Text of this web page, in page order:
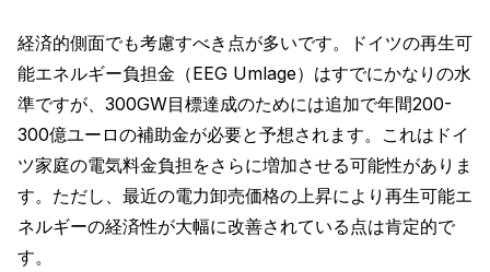
経済的側面でも考慮すべき点が多いです。ドイツの再生可
能エネルギー負担金（EEG Umlage）はすでにかなりの水
準ですが、300GW目標達成のためには追加で年間200-
300億ユーロの補助金が必要と予想されます。これはドイ
ツ家庭の電気料金負担をさらに増加させる可能性がありま
す。ただし、最近の電力卸売価格の上昇により再生可能エ
ネルギーの経済性が大幅に改善されている点は肯定的で
す。